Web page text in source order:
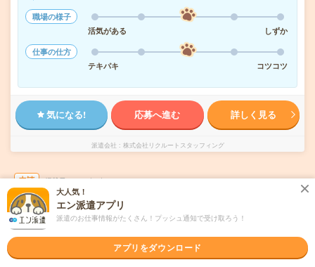
職場の様子
活気がある
しずか
仕事の仕方
テキパキ
コツコツ
気になる! 応募へ進む 詳しく見る
派遣会社 株式会社リクルートスタッフィング
未読 掲載日 2026/08/07
10時～＊【コツコツ】残業ほぼなし▼服装自
由＊大手放送局で経理事務
土日祝日が休み WEB登録OK
大人気！
エン派遣アプリ
派遣のお仕事情報がたくさん！プッシュ通知で受け取ろう！
アプリをダウンロード